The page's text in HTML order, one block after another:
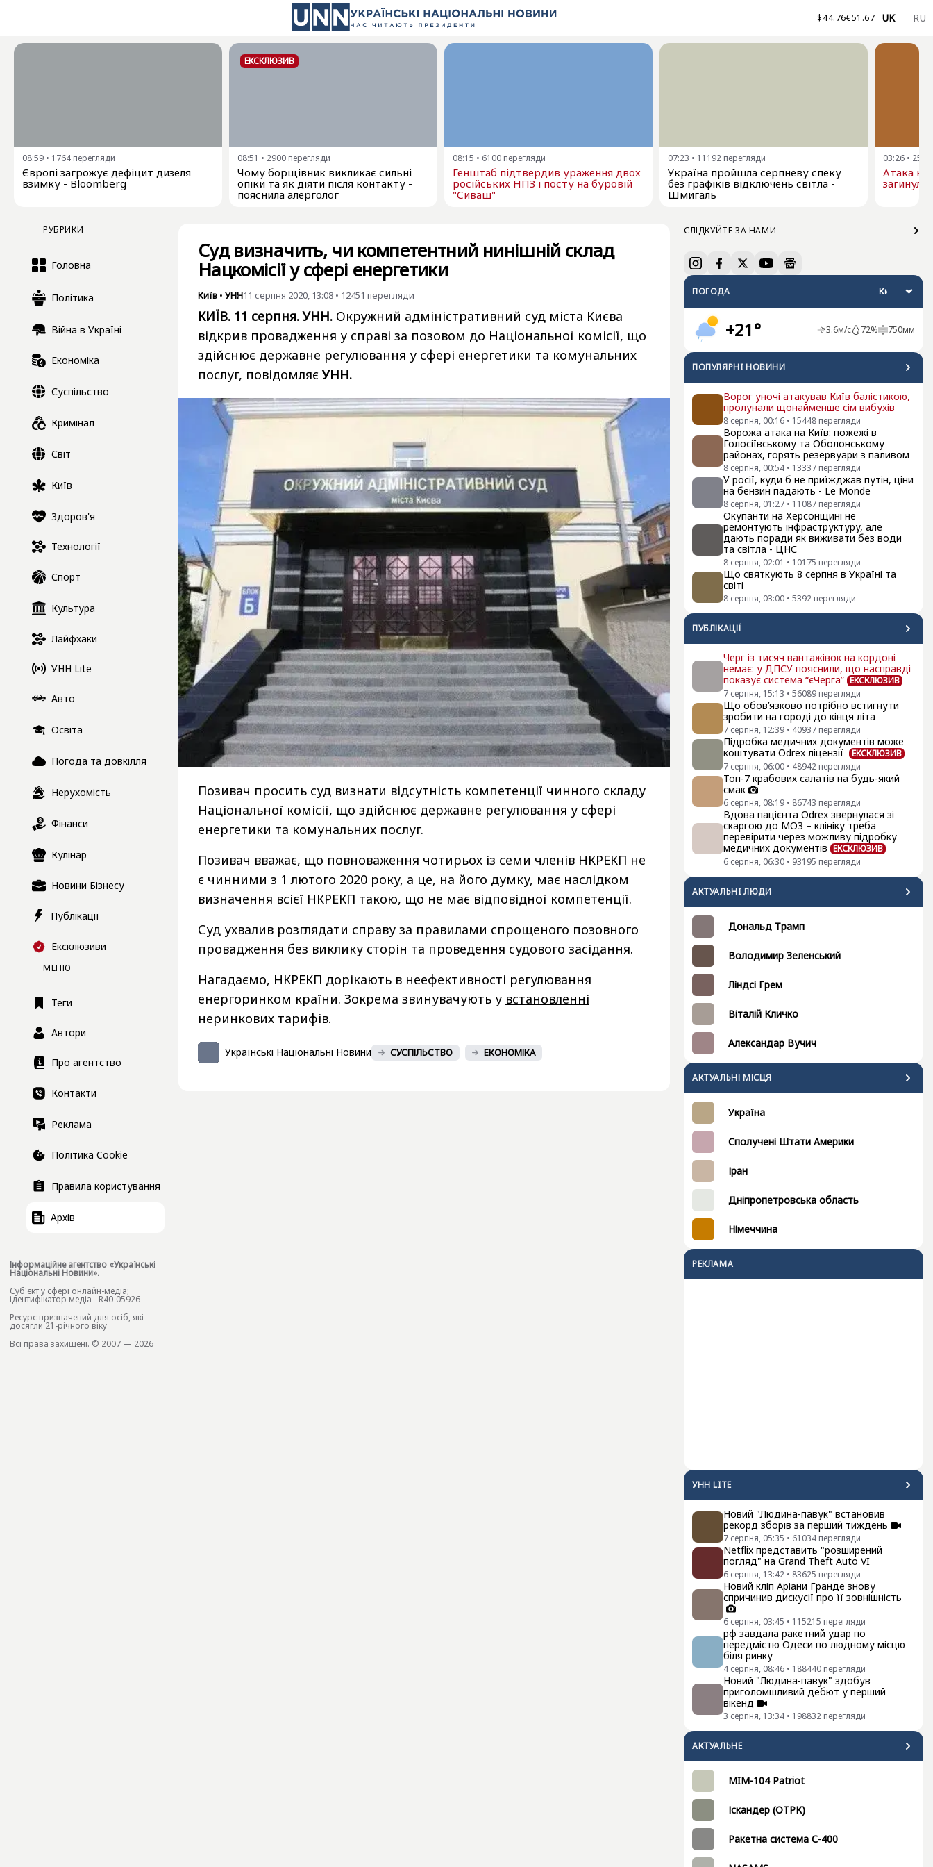
$44.76€51.67 UK RU
08:59 • 1764 перегляди
Європі загрожує дефіцит дизеля
взимку - Bloomberg
ЕКСКЛЮЗИВ
08:51 • 2900 перегляди
Чому борщівник викликає сильні
опіки та як діяти після контакту -
пояснила алерголог
08:15 • 6100 перегляди
Генштаб підтвердив ураження двох
російських НПЗ і посту на буровій
"Сиваш"
07:23 • 11192 перегляди
Україна пройшла серпневу спеку
без графіків відключень світла -
Шмигаль
03:26 •
Атака на
РУБРИКИ
Головна
Політика
Війна в Україні
Економіка
Суспільство
Кримінал
Світ
Київ
Здоров'я
Технології
Спорт
Культура
Лайфхаки
УНН Lite
Авто
Освіта
Погода та довкілля
Нерухомість
Фінанси
Кулінар
Новини Бізнесу
Публікації
Ексклюзиви
МЕНЮ
Теги
Автори
Про агентство
Контакти
Реклама
Політика Cookie
Правила користування
Архів
Інформаційне агентство «Українські
Національні Новини».
Cуб'єкт у сфері онлайн-медіа;
ідентифікатор медіа - R40-05926
Ресурс призначений для осіб, які
досягли 21-річного віку
Всі права захищені. © 2007 — 2026
СЛІДКУЙТЕ ЗА НАМИ
ПОГОДА
+21° 3.6м/с 72% 750мм
ПОПУЛЯРНI НОВИНИ
Ворог уночі атакував Київ балістикою,
пролунали щонайменше сім вибухів
8 серпня, 00:16 • 15448 перегляди
Ворожа атака на Київ: пожежі в
Голосіївському та Оболонському
районах, горять резервуари з паливом
8 серпня, 00:54 • 13337 перегляди
У росії, куди б не приїжджав путін, ціни
на бензин падають - Le Monde
8 серпня, 01:27 • 11087 перегляди
Окупанти на Херсонщині не
ремонтують інфраструктуру, але
дають поради як виживати без води
та світла - ЦНС
8 серпня, 02:01 • 10175 перегляди
Що святкують 8 серпня в Україні та
світі
8 серпня, 03:00 • 5392 перегляди
ПУБЛІКАЦІЇ
Черг із тисяч вантажівок на кордоні
немає: у ДПСУ пояснили, що насправді
показує система “єЧерга” ЕКСКЛЮЗИВ
7 серпня, 15:13 • 56089 перегляди
Що обов’язково потрібно встигнути
зробити на городі до кінця літа
7 серпня, 12:39 • 40937 перегляди
Підробка медичних документів може
коштувати Odrex ліцензії
ЕКСКЛЮЗИВ
7 серпня, 06:00 • 48942 перегляди
Топ-7 крабових салатів на будь-який
смак
6 серпня, 08:19 • 86743 перегляди
Вдова пацієнта Odrex звернулася зі
скаргою до МОЗ – клініку треба
перевірити через можливу підробку
медичних документів ЕКСКЛЮЗИВ
6 серпня, 06:30 • 93195 перегляди
АКТУАЛЬНI ЛЮДИ
Дональд Трамп
Володимир Зеленський
Ліндсі Грем
Віталій Кличко
Александар Вучич
АКТУАЛЬНІ МІСЦЯ
Україна
Сполучені Штати Америки
Іран
Дніпропетровська область
Німеччина
РЕКЛАМА
УНН LITE
Новий "Людина-павук" встановив
рекорд зборів за перший тиждень
7 серпня, 05:35 • 61034 перегляди
Netflix представить "розширений
погляд" на Grand Theft Auto VI
6 серпня, 13:42 • 83625 перегляди
Новий кліп Аріани Гранде знову
спричинив дискусії про її зовнішність
6 серпня, 03:45 • 115215 перегляди
рф завдала ракетний удар по
передмістю Одеси по людному місцю
біля ринку
4 серпня, 08:46 • 188440 перегляди
Новий "Людина-павук" здобув
приголомшливий дебют у перший
вікенд
3 серпня, 13:34 • 198832 перегляди
АКТУАЛЬНЕ
MIM-104 Patriot
Іскандер (ОТРК)
Ракетна система С-400
Суд визначить, чи компетентний нинішній склад
Нацкомісії у сфері енергетики
Київ • УНН11 серпня 2020, 13:08 • 12451 перегляди
КИЇВ. 11 серпня. УНН. Окружний адміністративний суд міста Києва
відкрив провадження у справі за позовом до Національної комісії, що
здійснює державне регулювання у сфері енергетики та комунальних
послуг, повідомляє УНН.
Позивач просить суд визнати відсутність компетенції чинного складу
Національної комісії, що здійснює державне регулювання у сфері
енергетики та комунальних послуг.
Позивач вважає, що повноваження чотирьох із семи членів НКРЕКП не
є чинними з 1 лютого 2020 року, а це, на його думку, має наслідком
визначення всієї НКРЕКП такою, що не має відповідної компетенції.
Суд ухвалив розглядати справу за правилами спрощеного позовного
провадження без виклику сторін та проведення судового засідання.
Нагадаємо, НКРЕКП дорікають в неефективності регулювання
енергоринком країни. Зокрема звинувачують у встановленні
неринкових тарифів.
Українські Національні Новини СУСПІЛЬСТВО ЕКОНОМІКА